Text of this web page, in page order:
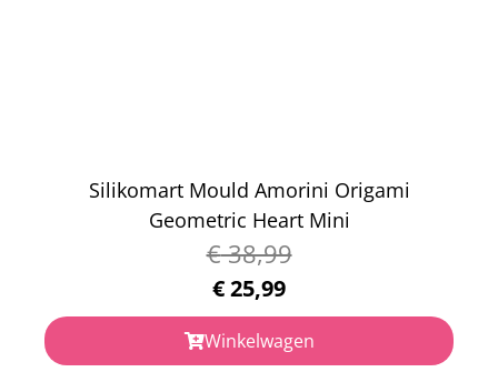
Silikomart Mould Amorini Origami
Geometric Heart Mini
€38,99
€25,99
Winkelwagen